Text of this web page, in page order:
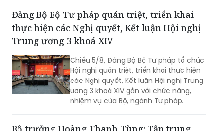
Đảng Bộ Bộ Tư pháp quán triệt, triển khai
thực hiện các Nghị quyết, Kết luận Hội nghị
Trung ương 3 khoá XIV
Chiều 5/8, Đảng Bộ Bộ Tư pháp tổ chức
Hội nghị quán triệt, triển khai thực hiện
các Nghị quyết, Kết luận Hội nghị Trung
ương 3 khoá XIV gắn với chức năng,
nhiệm vụ của Bộ, ngành Tư pháp.